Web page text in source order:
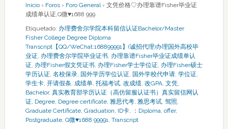
Inicio › Foros › Foro General › 文凭价格♡办理靠谱Fisher毕业证
成绩单认证,Q微♥1688 999
Etiquetado: 办理费舍尔学院本科留信认证Bachelor/Master
Fisher College Degree Diploma
Transcript【QQ/WeChat:168899991】(诚招代理)办理国外高校毕
业证, 办理费舍尔学院毕业证书, 办理靠谱Fisher毕业证成绩单认
证, 办理Fisher假文凭证书, 办理Fisher学士学位证, 办理Fisher硕士
学历认证, 名校保录, 国外学历学位认证, 国外学校代申请, 学位证,
学生卡, 开请假条, 成绩单, 托福考试, 改成绩, 改GPA, 文凭,
Bachelor, 真实教育部学历认证（高仿留服认证书）真实留信网认
证, Degree, Degree certificate, 雅思代考, 雅思考试, 驾照,
Graduate Certificate, Graduation, ID卡, ：Diploma, offer,
Postgraduate, Q微♥1688 99991, Transcript